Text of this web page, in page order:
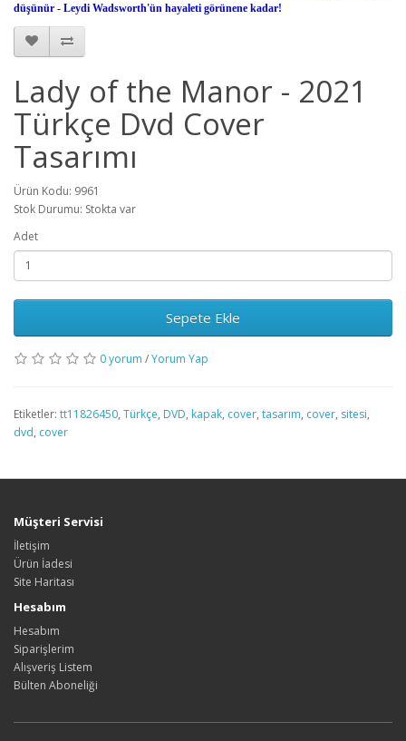
düşünür - Leydi Wadsworth'ün hayaleti görünene kadar!
Lady of the Manor - 2021
Türkçe Dvd Cover
Tasarımı
Ürün Kodu: 9961
Stok Durumu: Stokta var
Adet
Sepete Ekle
0 yorum /Yorum Yap
Etiketler: tt11826450, Türkçe, DVD, kapak, cover, tasarım, cover, sitesi,
dvd, cover
Müşteri Servisi
İletişim
Ürün İadesi
Site Haritası
Hesabım
Hesabım
Siparişlerim
Alışveriş Listem
Bülten Aboneliği